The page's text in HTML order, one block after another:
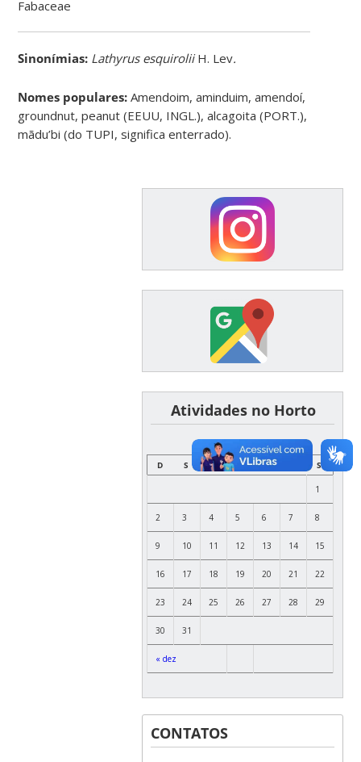
Fabaceae
Sinonímias: Lathyrus esquiroliiH. Lev.
Nomes populares:Amendoim, aminduim, amendoí,
groundnut, peanut (EEUU, INGL.), alcagoita (PORT.),
mãdu’bi (do TUPI, significa enterrado).
͏ ͏ ͏ ͏ ͏ ͏Atividades no Horto
AGOSTO
D
S T Q Q S
« dez
1
2 3 4 5 6 7 8
9 10 11 12 13 14 15
16 17 18 19 20 21 22
23 24 25 26 27 28 29
30 31
CONTATOS